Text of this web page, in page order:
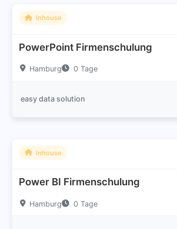
Inhouse
PowerPoint Firmenschulung
Hamburg 0 Tage
easy data solution
Inhouse
Power BI Firmenschulung
Hamburg 0 Tage